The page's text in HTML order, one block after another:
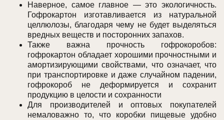
Наверное, самое главное — это экологичность.
Гофрокартон изготавливается из натуральной
целлюлозы, благодаря чему не будет выделяться
вредных веществ и посторонних запахов.
Также важна прочность гофрокоробов:
гофрокартон обладает хорошими прочностными и
амортизирующими свойствами, что означает, что
при транспортировке и даже случайном падении,
гофрокороб не деформируется и сохранит
продукцию в целости и сохранности
Для производителей и оптовых покупателей
немаловажно то, что коробки пищевые удобно